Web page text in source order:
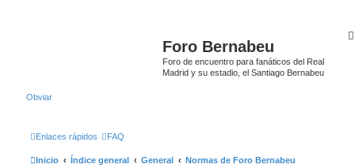
Foro Bernabeu
Foro de encuentro para fanáticos del Real
Madrid y su estadio, el Santiago Bernabeu
Obviar
Enlaces rápidos FAQ
Inicio Índice general General Normas de Foro Bernabeu